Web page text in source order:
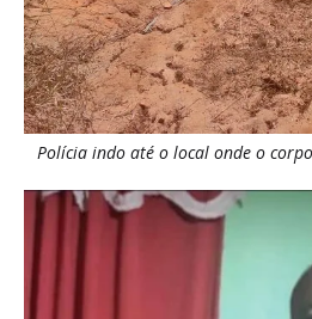
Polícia indo até o local onde o